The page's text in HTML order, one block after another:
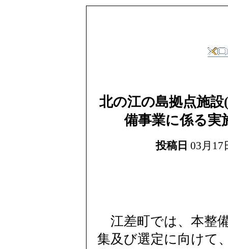
北の江の島拠点施
備事業に係る実
投稿日 03月17
江差町では、本整
集及び選定に向けて